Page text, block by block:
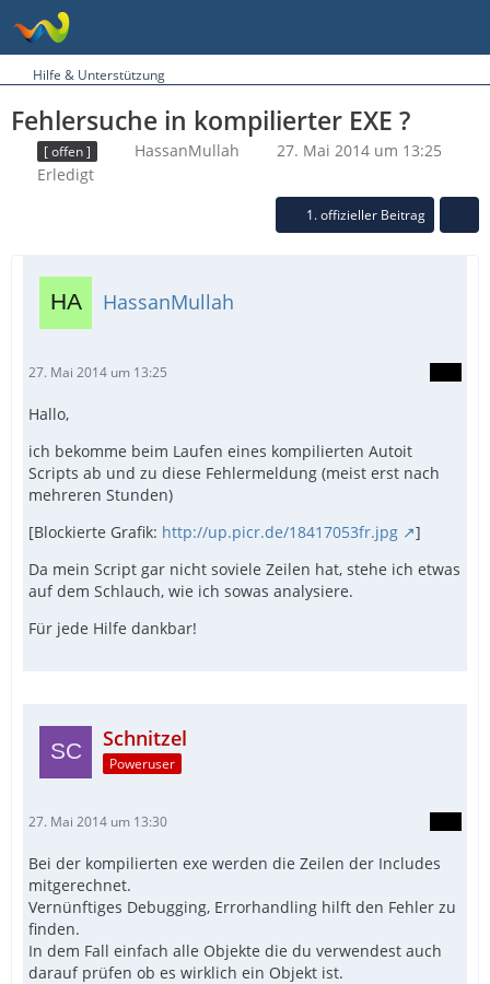
Hilfe & Unterstützung
Fehlersuche in kompilierter EXE ?
[ offen ] HassanMullah
27. Mai 2014 um 13:25
Erledigt
1. offizieller Beitrag
HassanMullah
27. Mai 2014 um 13:25
Hallo,
ich bekomme beim Laufen eines kompilierten Autoit
Scripts ab und zu diese Fehlermeldung (meist erst nach
mehreren Stunden)
[Blockierte Grafik: http://up.picr.de/18417053fr.jpg
]
Da mein Script gar nicht soviele Zeilen hat, stehe ich etwas
auf dem Schlauch, wie ich sowas analysiere.
Für jede Hilfe dankbar!
Schnitzel
Poweruser
27. Mai 2014 um 13:30
Bei der kompilierten exe werden die Zeilen der Includes
mitgerechnet.
Vernünftiges Debugging, Errorhandling hilft den Fehler zu
finden.
In dem Fall einfach alle Objekte die du verwendest auch
darauf prüfen ob es wirklich ein Objekt ist.